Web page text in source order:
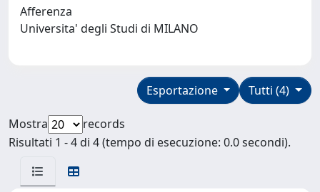
Afferenza
Universita' degli Studi di MILANO
Tutti (4)
Esportazione
Mostra
records
Risultati 1 - 4 di 4 (tempo di esecuzione: 0.0 secondi).